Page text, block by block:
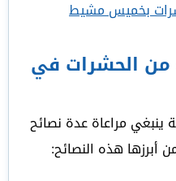
بخميس مشيط
من الحشرات في
مراعاة عدة نصائح
أبرزها هذه النصائح: